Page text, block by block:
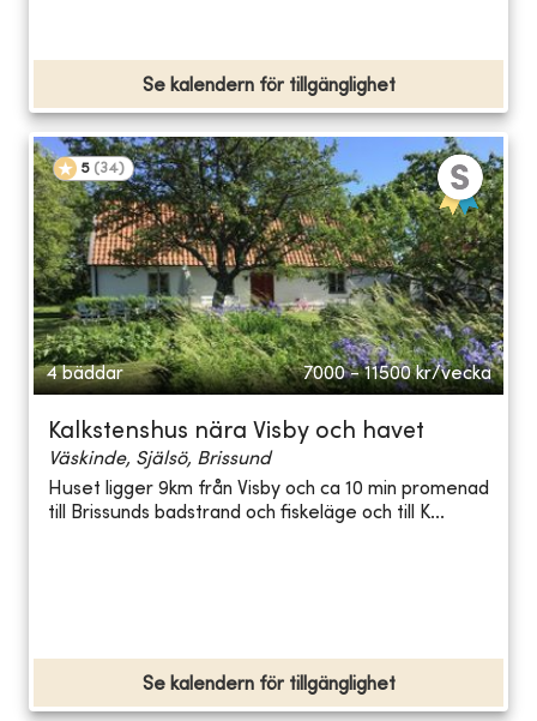
Se kalendern för tillgänglighet
5 (34)
4 bäddar 7000 - 11500 kr/vecka
Kalkstenshus nära Visby och havet
Väskinde, Själsö, Brissund
Huset ligger 9km från Visby och ca 10 min promenad
till Brissunds badstrand och fiskeläge och till K...
Se kalendern för tillgänglighet